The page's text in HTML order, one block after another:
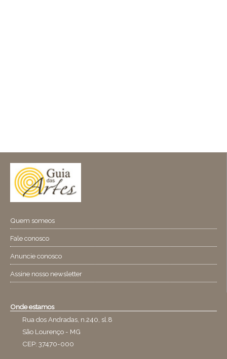
Quem someos
Fale conosco
Anuncie conosco
Assine nosso newsletter
Onde estamos
Rua dos Andradas, n.240, sl.8
São Lourenço - MG
CEP: 37470-000